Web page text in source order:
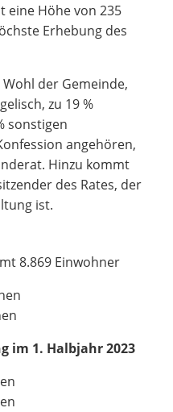
eine Höhe von 235
Erhebung des
der Gemeinde,
zu 19 %
sonstigen
angehören,
Hinzu kommt
des Rates, der
ist.
8.869 Einwohner
im 1. Halbjahr 2023